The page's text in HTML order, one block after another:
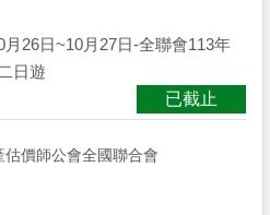
月26日~10月27日-全聯會113年
日遊
已截止
價師公會全國聯合會